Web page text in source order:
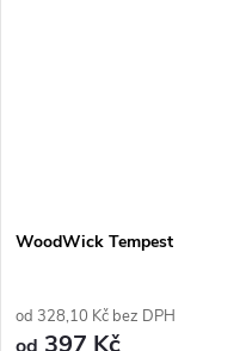
WoodWick Tempest
od 328,10 Kč bez DPH
od 397 Kč